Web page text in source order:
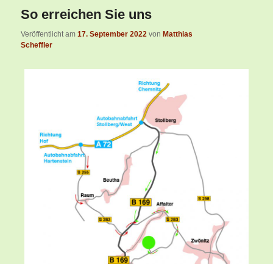
So erreichen Sie uns
Veröffentlicht am17. September 2022 von Matthias
Scheffler